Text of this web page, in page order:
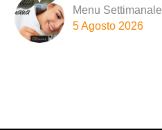
Menu Settimanale
5 Agosto 2026